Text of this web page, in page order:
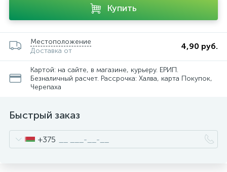
Купить
Местоположение
Доставка от
4,90 руб.
Картой: на сайте, в магазине, курьеру. ЕРИП.
Безналичный расчет. Рассрочка: Халва, карта Покупок,
Черепаха
Быстрый заказ
+375